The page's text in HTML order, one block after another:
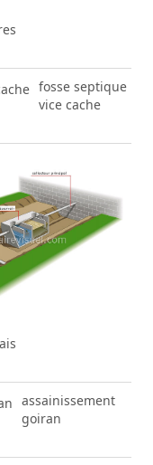
fosse septique
vice cache
assainissement
goiran